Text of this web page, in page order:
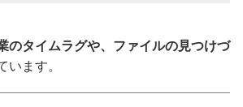
のタイムラグや、ファイルの見つけづ
います。